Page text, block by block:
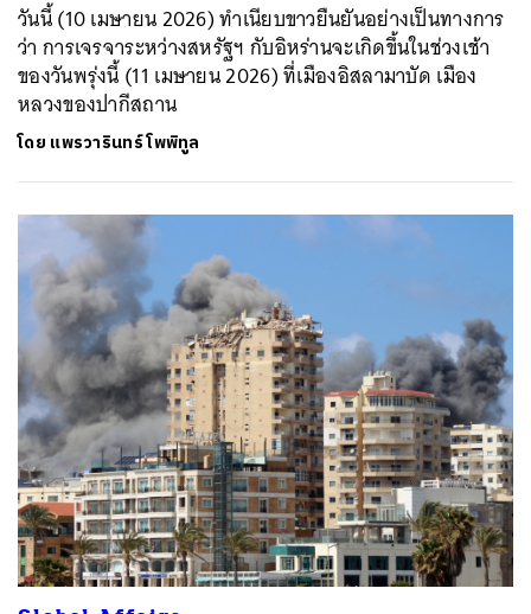
วันนี้ (10 เมษายน 2026) ทำเนียบขาวยืนยันอย่างเป็นทางการ
ว่า การเจรจาระหว่างสหรัฐฯ กับอิหร่านจะเกิดขึ้นในช่วงเช้า
ของวันพรุ่งนี้ (11 เมษายน 2026) ที่เมืองอิสลามาบัด เมือง
หลวงของปากีสถาน
โดย แพรวารินทร์ โพพิทูล